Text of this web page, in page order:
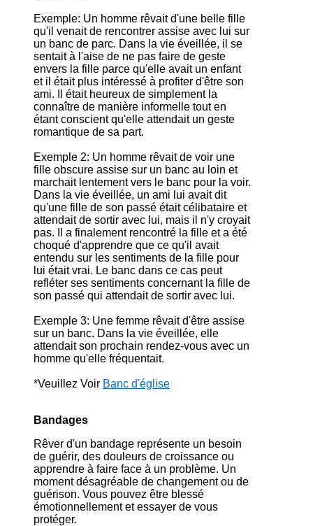
Exemple: Un homme rêvait d'une belle fille
qu'il venait de rencontrer assise avec lui sur
un banc de parc. Dans la vie éveillée, il se
sentait à l'aise de ne pas faire de geste
envers la fille parce qu'elle avait un enfant
et il était plus intéressé à profiter d'être son
ami. Il était heureux de simplement la
connaître de manière informelle tout en
étant conscient qu'elle attendait un geste
romantique de sa part.
Exemple 2: Un homme rêvait de voir une
fille obscure assise sur un banc au loin et
marchait lentement vers le banc pour la voir.
Dans la vie éveillée, un ami lui avait dit
qu'une fille de son passé était célibataire et
attendait de sortir avec lui, mais il n'y croyait
pas. Il a finalement rencontré la fille et a été
choqué d'apprendre que ce qu'il avait
entendu sur les sentiments de la fille pour
lui était vrai. Le banc dans ce cas peut
refléter ses sentiments concernant la fille de
son passé qui attendait de sortir avec lui.
Exemple 3: Une femme rêvait d'être assise
sur un banc. Dans la vie éveillée, elle
attendait son prochain rendez-vous avec un
homme qu'elle fréquentait.
*Veuillez Voir Banc d'église
Bandages
Rêver d'un bandage représente un besoin
de guérir, des douleurs de croissance ou
apprendre à faire face à un problème. Un
moment désagréable de changement ou de
guérison. Vous pouvez être blessé
émotionnellement et essayer de vous
protéger.